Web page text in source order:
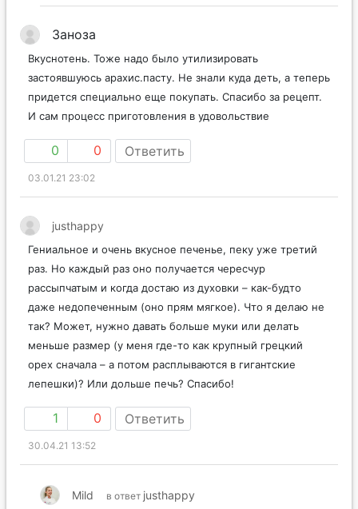
Заноза
Вкуснотень. Тоже надо было утилизировать
застоявшуюсь арахис.пасту. Не знали куда деть, а теперь
придется специально еще покупать. Спасибо за рецепт.
И сам процесс приготовления в удовольствие
0 0 Ответить
03.01.21 23:02
justhappy
Гениальное и очень вкусное печенье, пеку уже третий
раз. Но каждый раз оно получается чересчур
рассыпчатым и когда достаю из духовки – как-будто
даже недопеченным (оно прям мягкое). Что я делаю не
так? Может, нужно давать больше муки или делать
меньше размер (у меня где-то как крупный грецкий
орех сначала – а потом расплываются в гигантские
лепешки)? Или дольше печь? Спасибо!
1 0 Ответить
30.04.21 13:52
Mild в ответ justhappy